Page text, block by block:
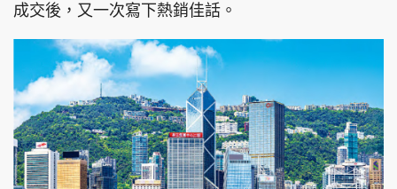
成交後，又一次寫下熱銷佳話。